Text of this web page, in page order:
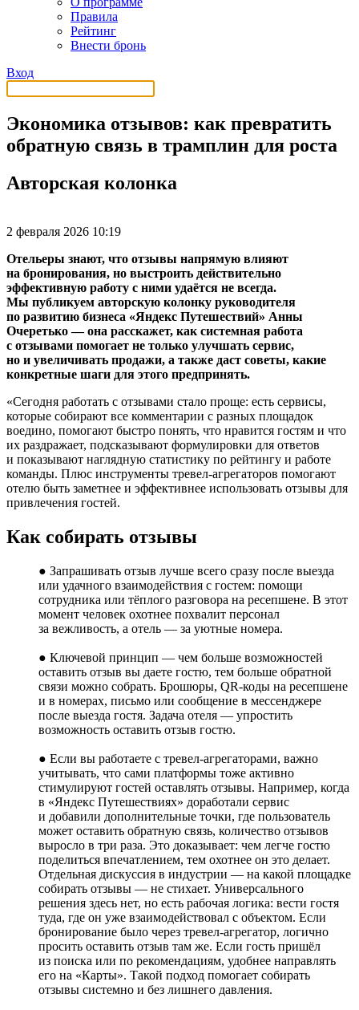
Правила
Рейтинг
Внести бронь
Вход
Экономика отзывов: как превратить
обратную связь в трамплин для роста
Авторская колонка
2 февраля 2026 10:19
Отельеры знают, что отзывы напрямую влияют
на бронирования, но выстроить действительно
эффективную работу с ними удаётся не всегда.
Мы публикуем авторскую колонку руководителя
по развитию бизнеса «Яндекс Путешествий» Анны
Очеретько — она расскажет, как системная работа
с отзывами помогает не только улучшать сервис,
но и увеличивать продажи, а также даст советы, какие
конкретные шаги для этого предпринять.
«Сегодня работать с отзывами стало проще: есть сервисы,
которые собирают все комментарии с разных площадок
воедино, помогают быстро понять, что нравится гостям и что
их раздражает, подсказывают формулировки для ответов
и показывают наглядную статистику по рейтингу и работе
команды. Плюс инструменты тревел-агрегаторов помогают
отелю быть заметнее и эффективнее использовать отзывы для
привлечения гостей.
Как собирать отзывы
● Запрашивать отзыв лучше всего сразу после выезда
или удачного взаимодействия с гостем: помощи
сотрудника или тёплого разговора на ресепшене. В этот
момент человек охотнее похвалит персонал
за вежливость, а отель — за уютные номера.
● Ключевой принцип — чем больше возможностей
оставить отзыв вы даете гостю, тем больше обратной
связи можно собрать. Брошюры, QR-коды на ресепшене
и в номерах, письмо или сообщение в мессенджере
после выезда гостя. Задача отеля — упростить
возможность оставить отзыв гостю.
● Если вы работаете с тревел-агрегаторами, важно
учитывать, что сами платформы тоже активно
стимулируют гостей оставлять отзывы. Например, когда
в «Яндекс Путешествиях» доработали сервис
и добавили дополнительные точки, где пользователь
может оставить обратную связь, количество отзывов
выросло в три раза. Это доказывает: чем легче гостю
поделиться впечатлением, тем охотнее он это делает.
Отдельная дискуссия в индустрии — на какой площадке
собирать отзывы — не стихает. Универсального
решения здесь нет, но есть рабочая логика: вести гостя
туда, где он уже взаимодействовал с объектом. Если
бронирование было через тревел-агрегатор, логично
просить оставить отзыв там же. Если гость пришёл
из поиска или по рекомендациям, удобнее направлять
его на «Карты». Такой подход помогает собирать
отзывы системно и без лишнего давления.